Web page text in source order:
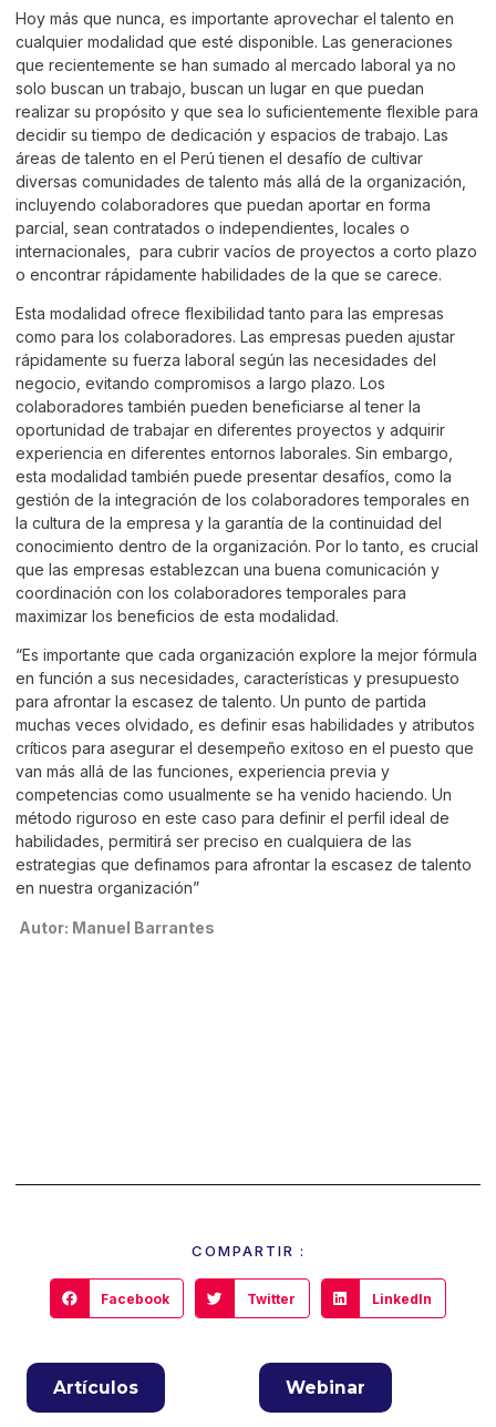
Hoy más que nunca, es importante aprovechar el talento en
cualquier modalidad que esté disponible. Las generaciones
que recientemente se han sumado al mercado laboral ya no
solo buscan un trabajo, buscan un lugar en que puedan
realizar su propósito y que sea lo suficientemente flexible para
decidir su tiempo de dedicación y espacios de trabajo. Las
áreas de talento en el Perú tienen el desafío de cultivar
diversas comunidades de talento más allá de la organización,
incluyendo colaboradores que puedan aportar en forma
parcial, sean contratados o independientes, locales o
internacionales, para cubrir vacíos de proyectos a corto plazo
o encontrar rápidamente habilidades de la que se carece.
Esta modalidad ofrece flexibilidad tanto para las empresas
como para los colaboradores. Las empresas pueden ajustar
rápidamente su fuerza laboral según las necesidades del
negocio, evitando compromisos a largo plazo. Los
colaboradores también pueden beneficiarse al tener la
oportunidad de trabajar en diferentes proyectos y adquirir
experiencia en diferentes entornos laborales. Sin embargo,
esta modalidad también puede presentar desafíos, como la
gestión de la integración de los colaboradores temporales en
la cultura de la empresa y la garantía de la continuidad del
conocimiento dentro de la organización. Por lo tanto, es crucial
que las empresas establezcan una buena comunicación y
coordinación con los colaboradores temporales para
maximizar los beneficios de esta modalidad.
“Es importante que cada organización explore la mejor fórmula
en función a sus necesidades, características y presupuesto
para afrontar la escasez de talento. Un punto de partida
muchas veces olvidado, es definir esas habilidades y atributos
críticos para asegurar el desempeño exitoso en el puesto que
van más allá de las funciones, experiencia previa y
competencias como usualmente se ha venido haciendo. Un
método riguroso en este caso para definir el perfil ideal de
habilidades, permitirá ser preciso en cualquiera de las
estrategias que definamos para afrontar la escasez de talento
en nuestra organización”
Autor: Manuel Barrantes
COMPARTIR :
Facebook Twitter LinkedIn
Artículos Webinar